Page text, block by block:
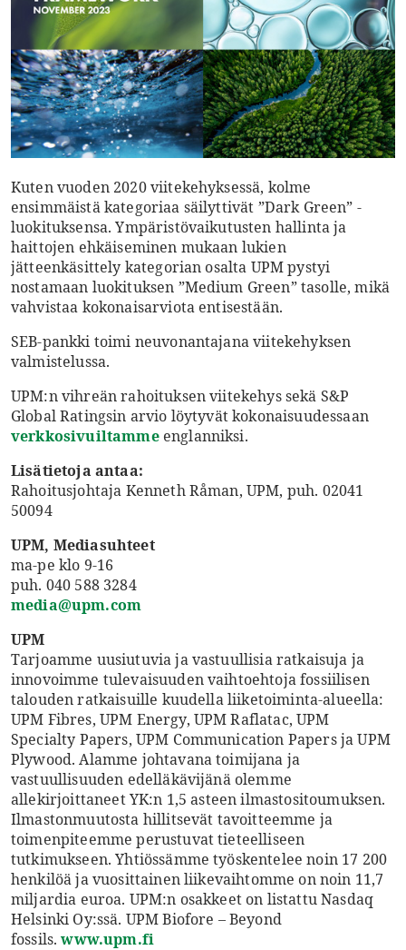
Kuten vuoden 2020 viitekehyksessä, kolme
ensimmäistä kategoriaa säilyttivät ”Dark Green” -
luokituksensa. Ympäristövaikutusten hallinta ja
haittojen ehkäiseminen mukaan lukien
jätteenkäsittely kategorian osalta UPM pystyi
nostamaan luokituksen ”Medium Green” tasolle, mikä
vahvistaa kokonaisarviota entisestään.
SEB-pankki toimi neuvonantajana viitekehyksen
valmistelussa.
UPM:n vihreän rahoituksen viitekehys sekä S&P
Global Ratingsin arvio löytyvät kokonaisuudessaan
verkkosivuiltammeenglanniksi.
Lisätietoja antaa:
Rahoitusjohtaja Kenneth Råman, UPM, puh. 02041
50094
UPM, Mediasuhteet
ma-pe klo 9-16
puh. 040 588 3284
media@upm.com
UPM
Tarjoamme uusiutuvia ja vastuullisia ratkaisuja ja
innovoimme tulevaisuuden vaihtoehtoja fossiilisen
talouden ratkaisuille kuudella liiketoiminta-alueella:
UPM Fibres, UPM Energy, UPM Raflatac, UPM
Specialty Papers, UPM Communication Papers ja UPM
Plywood. Alamme johtavana toimijana ja
vastuullisuuden edelläkävijänä olemme
allekirjoittaneet YK:n 1,5 asteen ilmastositoumuksen.
Ilmastonmuutosta hillitsevät tavoitteemme ja
toimenpiteemme perustuvat tieteelliseen
tutkimukseen. Yhtiössämme työskentelee noin 17 200
henkilöä ja vuosittainen liikevaihtomme on noin 11,7
miljardia euroa. UPM:n osakkeet on listattu Nasdaq
Helsinki Oy:ssä. UPM Biofore – Beyond
fossils.www.upm.fi